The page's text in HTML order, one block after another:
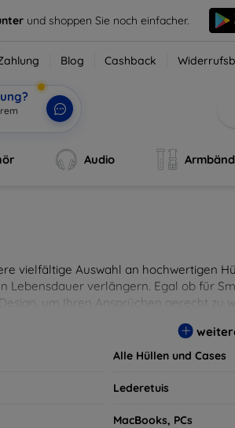
und shoppen Sie noch einfacher.
Blog Cashback
Audio
vielfältige Auswahl an hochwertigen
Lebensdauer verlängern. Egal ob für
um Ihren Ansprüchen gerecht zu
Alle Hüllen und Cases
Lederetuis
MacBooks, PCs